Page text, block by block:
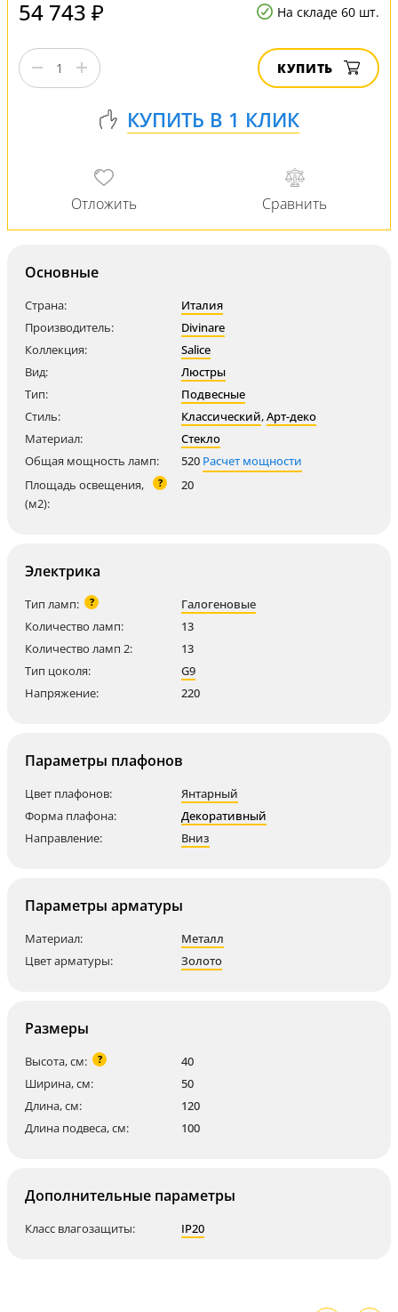
54 743 ₽ На складе 60 шт.
КУПИТЬ
Основные
Страна:
Италия
Производитель:
Divinare
Коллекция:
Salice
Вид:
Люстры
Тип:
Подвесные
Стиль:
Классический,Арт-деко
Материал:
Стекло
Общая мощность ламп:
520 Расчет мощности
Площадь освещения,
(м2):
? 20
Электрика
Тип ламп: ?
Галогеновые
Количество ламп:
13
Количество ламп 2:
13
Тип цоколя:
G9
Напряжение:
220
Параметры плафонов
Цвет плафонов:
Янтарный
Форма плафона:
Декоративный
Направление:
Вниз
Параметры арматуры
Материал:
Металл
Цвет арматуры:
Золото
Размеры
Высота, см: ?
40
Ширина, см:
50
Длина, см:
120
Длина подвеса, см:
100
Дополнительные параметры
Класс влагозащиты: IP20